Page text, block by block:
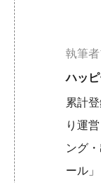
執筆
ハッ
累計
り運
ング
ール